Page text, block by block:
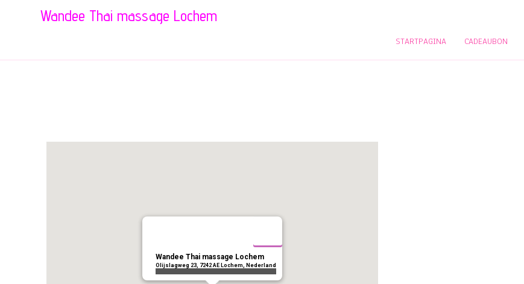
Wandee Thai massage Lochem
STARTPAGINA CADEAUBON
Wandee Thai massage Lochem
Olijslagweg 23, 7242 AE Lochem, Nederland